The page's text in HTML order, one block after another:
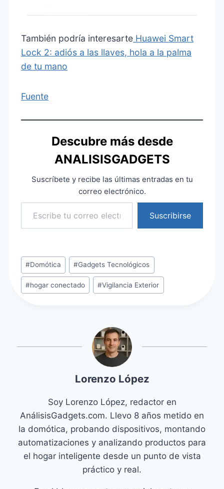
También podría interesarte Huawei Smart
Lock 2: adiós a las llaves, hola a la palma
de tu mano
Fuente
Descubre más desde
ANALISISGADGETS
Suscríbete y recibe las últimas entradas en tu
correo electrónico.
Escribe tu correo electrónico…
Suscribirse
Etiquetas
de
la
#Domótica #Gadgets Tecnológicos
#hogar conectado #Vigilancia Exterior
Lorenzo López
Soy Lorenzo López, redactor en
AnálisisGadgets.com. Llevo 8 años metido en
la domótica, probando dispositivos, montando
automatizaciones y analizando productos para
el hogar inteligente desde un punto de vista
práctico y real.